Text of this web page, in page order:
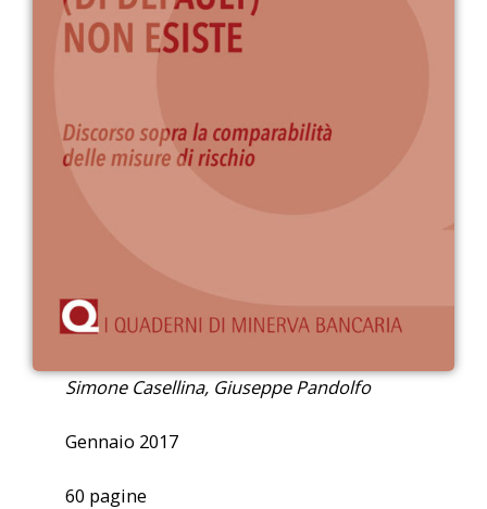
Simone Casellina, Giuseppe Pandolfo
Gennaio 2017
60 pagine